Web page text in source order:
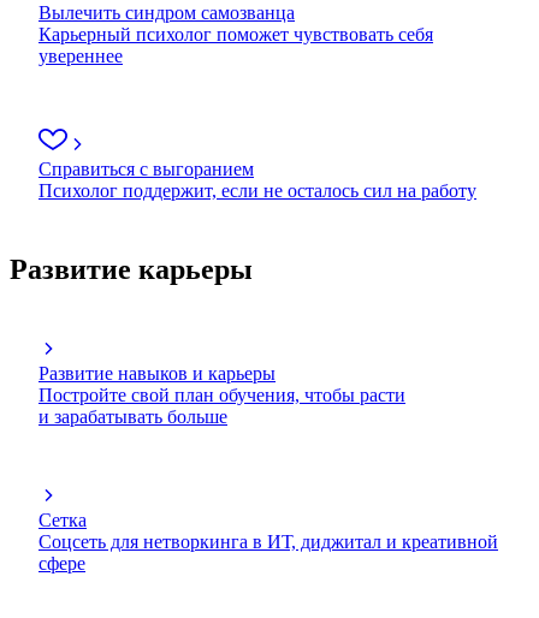
Вылечить синдром самозванца
Карьерный психолог поможет чувствовать себя
увереннее
Справиться с выгоранием
Психолог поддержит, если не осталось сил на работу
Развитие карьеры
Развитие навыков и карьеры
Постройте свой план обучения, чтобы расти
и зарабатывать больше
Сетка
Соцсеть для нетворкинга в ИТ, диджитал и креативной
сфере